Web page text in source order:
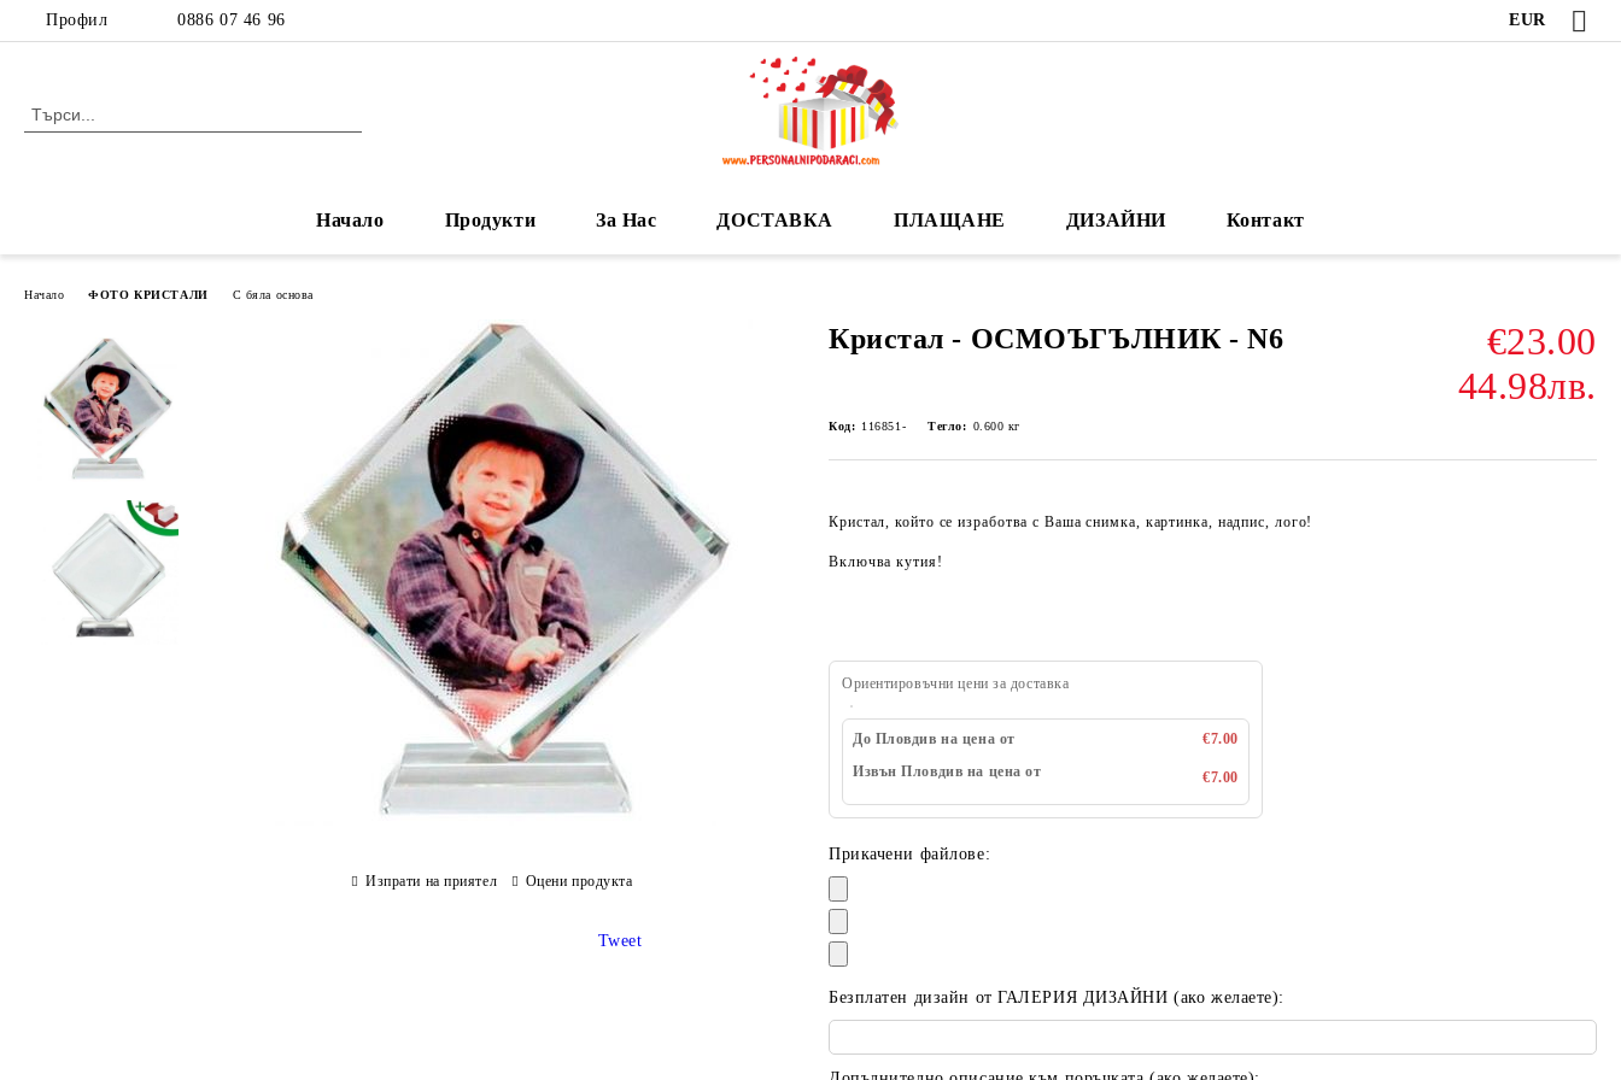
Профил 0886 07 46 96 EUR
Начало Продукти За Нас ДОСТАВКА ПЛАЩАНЕ ДИЗАЙНИ Контакт
Начало ФОТО КРИСТАЛИ С бяла основа
Кристал - ОСМОЪГЪЛНИК - N6
€23.00
44.98лв.
Код: 116851- Тегло: 0.600 кг
Кристал, който се изработва с Ваша снимка, картинка, надпис, лого!
Включва кутия!
Ориентировъчни цени за доставка
До Пловдив на цена от
€7.00
Извън Пловдив на цена от
€7.00
Прикачени файлове:
Безплатен дизайн от ГАЛЕРИЯ ДИЗАЙНИ (ако желаете):
Изпрати на приятел Оцени продукта
Tweet